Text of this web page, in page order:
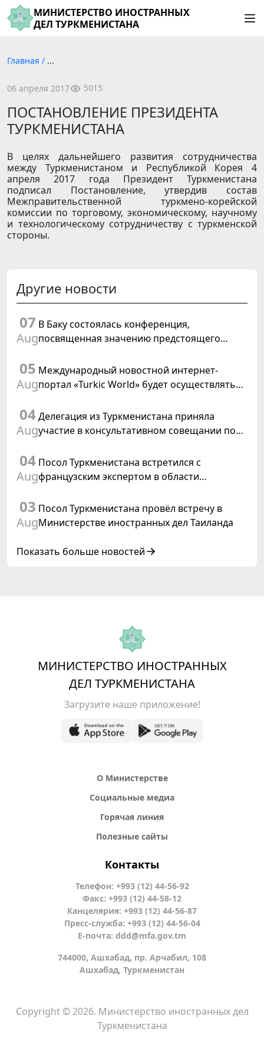
МИНИСТЕРСТВО ИНОСТРАННЫХ
ДЕЛ ТУРКМЕНИСТАНА
Главная / ...
06 апреля 2017 5015
ПОСТАНОВЛЕНИЕ ПРЕЗИДЕНТА
ТУРКМЕНИСТАНА
В целях дальнейшего развития сотрудничества
между Туркменистаном и Республикой Корея 4
апреля 2017 года Президент Туркменистана
подписал Постановление, утвердив состав
Межправительственной туркмено-корейской
комиссии по торговому, экономическому, научному
и технологическому сотрудничеству с туркменской
стороны.
Другие новости
07
Aug
В Баку состоялась конференция,
посвященная значению предстоящего
резолюции ООН «Год международного
права, 2028»
05
Aug
Международный новостной интернет-
портал «Turkic World» будет осуществлять
заседания Халк Маслахаты Туркменистана
04
Aug
Делегация из Туркменистана приняла
участие в консультативном совещании по
04
Aug
Посол Туркменистана встретился с
французским экспертом в области
03
Aug
Посол Туркменистана провёл встречу в
Министерстве иностранных дел Таиланда
Показать больше новостей
МИНИСТЕРСТВО ИНОСТРАННЫХ
ДЕЛ ТУРКМЕНИСТАНА
Загрузите наше приложение!
О Министерстве
Социальные медиа
Горячая линия
Полезные сайты
Контакты
Телефон: +993 (12) 44-56-92
Факс: +993 (12) 44-58-12
Канцелярия: +993 (12) 44-56-87
Пресс-служба: +993 (12) 44-56-04
Е-почта: ddd@mfa.gov.tm
744000, Ашхабад, пр. Арчабил, 108
Ашхабад, Туркменистан
Copyright © 2026. Министерство иностранных дел
Туркменистана